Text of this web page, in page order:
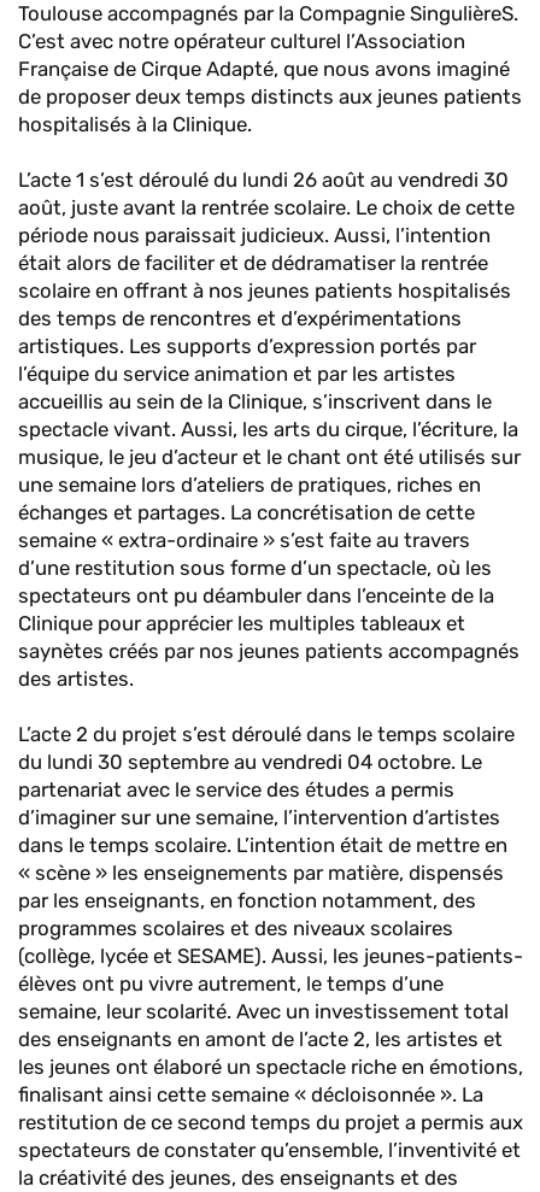
Toulouse accompagnés par la Compagnie SingulièreS.
C’est avec notre opérateur culturel l’Association
Française de Cirque Adapté, que nous avons imaginé
de proposer deux temps distincts aux jeunes patients
hospitalisés à la Clinique.
L’acte 1 s’est déroulé du lundi 26 août au vendredi 30
août, juste avant la rentrée scolaire. Le choix de cette
période nous paraissait judicieux. Aussi, l’intention
était alors de faciliter et de dédramatiser la rentrée
scolaire en offrant à nos jeunes patients hospitalisés
des temps de rencontres et d’expérimentations
artistiques. Les supports d’expression portés par
l’équipe du service animation et par les artistes
accueillis au sein de la Clinique, s’inscrivent dans le
spectacle vivant. Aussi, les arts du cirque, l’écriture, la
musique, le jeu d’acteur et le chant ont été utilisés sur
une semaine lors d’ateliers de pratiques, riches en
échanges et partages. La concrétisation de cette
semaine « extra-ordinaire » s’est faite au travers
d’une restitution sous forme d’un spectacle, où les
spectateurs ont pu déambuler dans l’enceinte de la
Clinique pour apprécier les multiples tableaux et
saynètes créés par nos jeunes patients accompagnés
des artistes.
L’acte 2 du projet s’est déroulé dans le temps scolaire
du lundi 30 septembre au vendredi 04 octobre. Le
partenariat avec le service des études a permis
d’imaginer sur une semaine, l’intervention d’artistes
dans le temps scolaire. L’intention était de mettre en
« scène » les enseignements par matière, dispensés
par les enseignants, en fonction notamment, des
programmes scolaires et des niveaux scolaires
(collège, lycée et SESAME). Aussi, les jeunes-patients-
élèves ont pu vivre autrement, le temps d’une
semaine, leur scolarité. Avec un investissement total
des enseignants en amont de l’acte 2, les artistes et
les jeunes ont élaboré un spectacle riche en émotions,
finalisant ainsi cette semaine « décloisonnée ». La
restitution de ce second temps du projet a permis aux
spectateurs de constater qu’ensemble, l’inventivité et
la créativité des jeunes, des enseignants et des